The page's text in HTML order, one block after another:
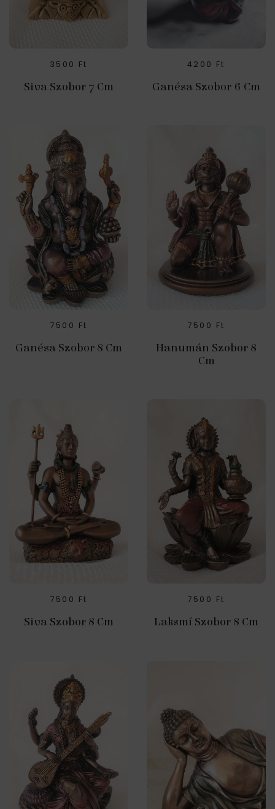
3500 Ft
Siva Szobor 7 Cm
4200 Ft
Ganésa Szobor 6 Cm
7500 Ft
Ganésa Szobor 8 Cm
7500 Ft
Hanumán Szobor 8
Cm
7500 Ft
Siva Szobor 8 Cm
7500 Ft
Laksmí Szobor 8 Cm